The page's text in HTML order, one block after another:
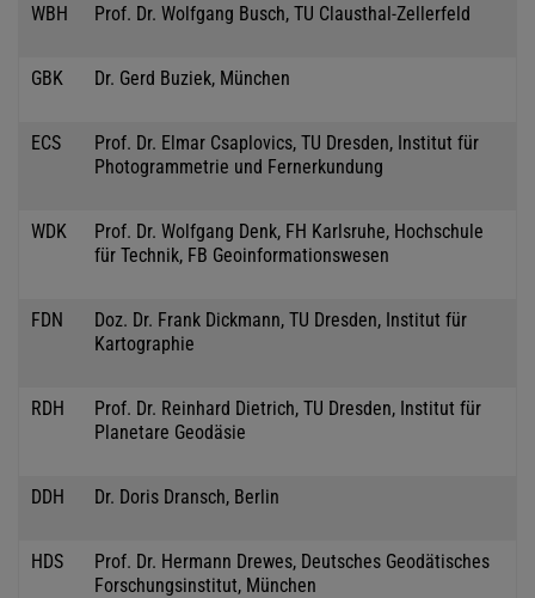
WBH Prof. Dr. Wolfgang Busch, TU Clausthal-Zellerfeld
GBK Dr. Gerd Buziek, München
ECS
Prof. Dr. Elmar Csaplovics, TU Dresden, Institut für
Photogrammetrie und Fernerkundung
WDK
Prof. Dr. Wolfgang Denk, FH Karlsruhe, Hochschule
für Technik, FB Geoinformationswesen
FDN
Doz. Dr. Frank Dickmann, TU Dresden, Institut für
Kartographie
RDH
Prof. Dr. Reinhard Dietrich, TU Dresden, Institut für
Planetare Geodäsie
DDH Dr. Doris Dransch, Berlin
HDS
Prof. Dr. Hermann Drewes, Deutsches Geodätisches
Forschungsinstitut, München